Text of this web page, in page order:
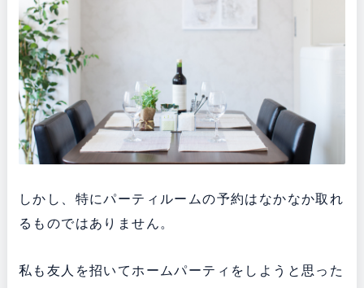
しかし、特にパーティルームの予約はなかなか取れ
るものではありません。
私も友人を招いてホームパーティをしようと思った